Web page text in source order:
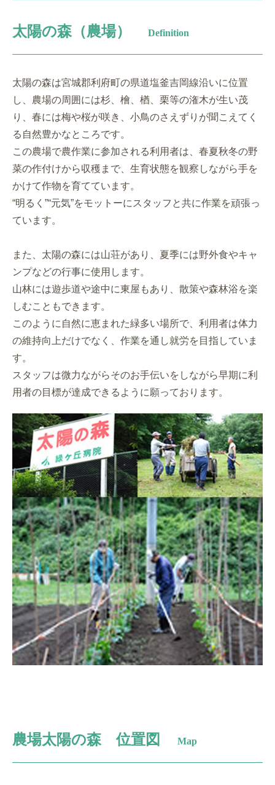
太陽の森（農場） Definition
太陽の森は宮城郡利府町の県道塩釜吉岡線沿いに位置
し、農場の周囲には杉、檜、楢、栗等の潅木が生い茂
り、春には梅や桜が咲き、小鳥のさえずりが聞こえてく
る自然豊かなところです。
この農場で農作業に参加される利用者は、春夏秋冬の野
菜の作付けから収穫まで、生育状態を観察しながら手を
かけて作物を育てています。
“明るく”“元気”をモットーにスタッフと共に作業を頑張っ
ています。
また、太陽の森には山荘があり、夏季には野外食やキャ
ンプなどの行事に使用します。
山林には遊歩道や途中に東屋もあり、散策や森林浴を楽
しむこともできます。
このように自然に恵まれた緑多い場所で、利用者は体力
の維持向上だけでなく、作業を通し就労を目指していま
す。
スタッフは微力ながらそのお手伝いをしながら早期に利
用者の目標が達成できるように願っております。
農場太陽の森 位置図 Map